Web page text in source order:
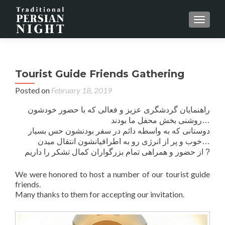
MENU
Tourist Guide Friends Gathering
Posted on February 18, 2019
راهنمایان گردشگری عزیز و فعالی که با حضور خودشون
روشنی بخش محفل ما بودند…
دوستانی که به واسطه دائم در سفر بودنشون حس بسیار
خوب و پر از انرژی رو به اطرافیانشون انتقال میدن…
از حضور و همراهی تمام بزرگواران کمال تشکر را داریم ?
We were honored to host a number of our tourist guide
friends.
Many thanks to them for accepting our invitation.